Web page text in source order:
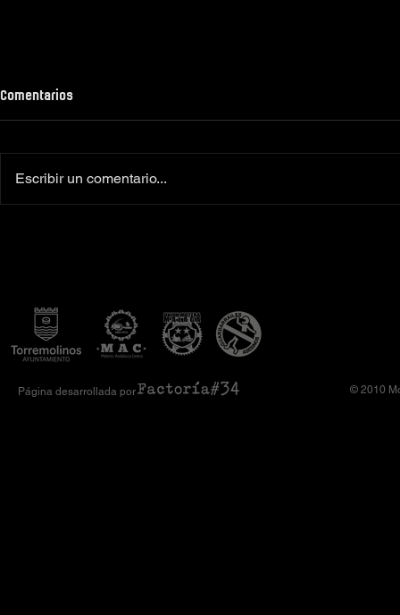
Comentarios
Escribir un comentario...
© 2010
Página desarrollada por